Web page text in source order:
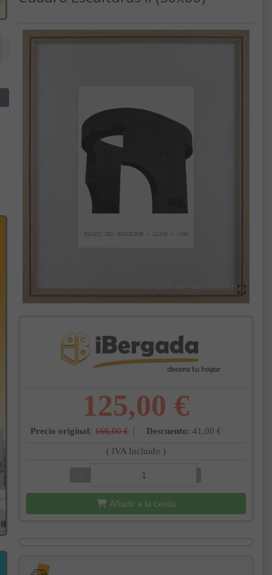
125,00 €
Precio original: 166,00 € Descuento: 41,00 €
( IVA Incluido )
−
Añadir a la cesta